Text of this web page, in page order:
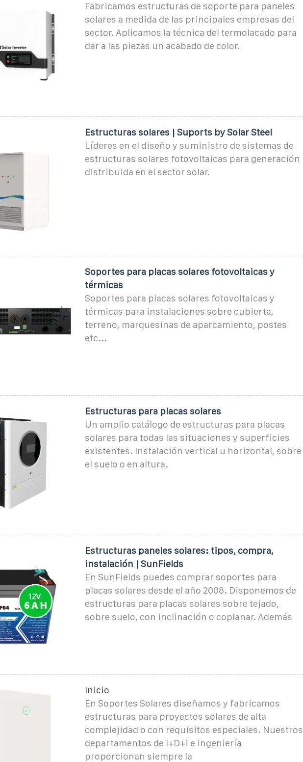
Fabricamos estructuras de soporte para paneles
solares a medida de las principales empresas del
sector. Aplicamos la técnica del termolacado para
dar a las piezas un acabado de color.
Estructuras solares | Suports by Solar Steel
Líderes en el diseño y suministro de sistemas de
estructuras solares fotovoltaicas para generación
distribuida en el sector solar.
Soportes para placas solares fotovoltaicas y
térmicas
Soportes para placas solares fotovoltaicas y
térmicas para instalaciones sobre cubierta,
terreno, marquesinas de aparcamiento, postes
etc...
Estructuras para placas solares
Un amplio catálogo de estructuras para placas
solares para todas las situaciones y superficies
existentes. Instalación vertical u horizontal, sobre
el suelo o en altura.
Estructuras paneles solares: tipos, compra,
instalación | SunFields
En SunFields puedes comprar soportes para
placas solares desde el año 2008. Disponemos de
estructuras para placas solares sobre tejado,
sobre suelo, con inclinación o coplanar. Además
Inicio
En Soportes Solares diseñamos y fabricamos
estructuras para proyectos solares de alta
complejidad o con requisitos especiales. Nuestros
departamentos de I+D+i e ingeniería
proporcionan siempre la